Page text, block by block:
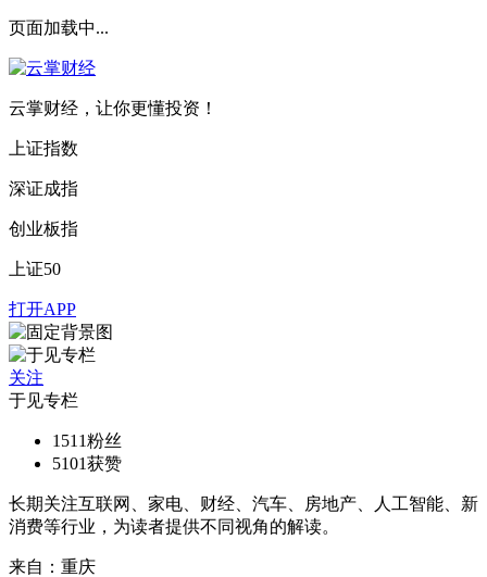
页面加载中...
云掌财经，让你更懂投资！
上证指数
深证成指
创业板指
上证50
打开APP
关注
于见专栏
1511粉丝
5101获赞
长期关注互联网、家电、财经、汽车、房地产、人工智能、新
消费等行业，为读者提供不同视角的解读。
来自：重庆